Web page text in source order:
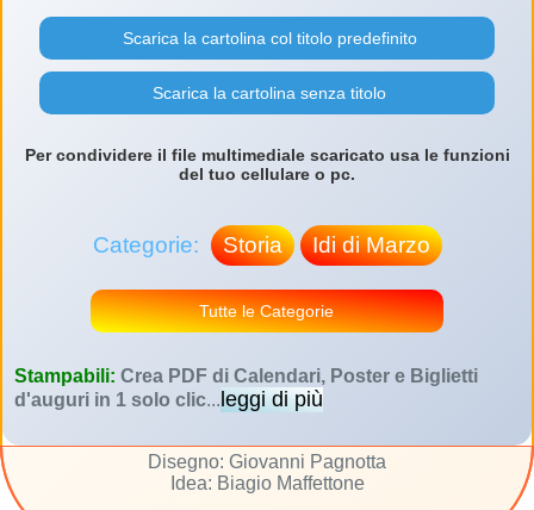
Scarica la cartolina col titolo predefinito
Scarica la cartolina senza titolo
Per condividere il file multimediale scaricato usa le funzioni
del tuo cellulare o pc.
Categorie: Storia Idi di Marzo
Tutte le Categorie
Stampabili: Crea PDF di Calendari, Poster e Biglietti
d'auguri in 1 solo clic... leggi di più
Disegno: Giovanni Pagnotta
Idea: Biagio Maffettone